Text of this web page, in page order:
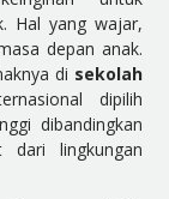
Hal yang wajar,
depan anak.
di sekolah
dipilih
dibandingkan
dari lingkungan